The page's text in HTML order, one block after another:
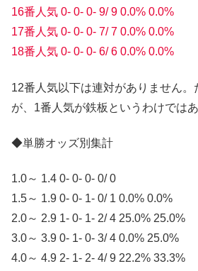
16番人気 0- 0- 0- 9/ 9 0.0% 0.0%
17番人気 0- 0- 0- 7/ 7 0.0% 0.0%
18番人気 0- 0- 0- 6/ 6 0.0% 0.0%
12番人気以下は連対がありません。
が、1番人気が鉄板というわけではあ
◆単勝オッズ別集計
1.0～ 1.4 0- 0- 0- 0/ 0
1.5～ 1.9 0- 0- 1- 0/ 1 0.0% 0.0%
2.0～ 2.9 1- 0- 1- 2/ 4 25.0% 25.0%
3.0～ 3.9 0- 1- 0- 3/ 4 0.0% 25.0%
4.0～ 4.9 2- 1- 2- 4/ 9 22.2% 33.3%